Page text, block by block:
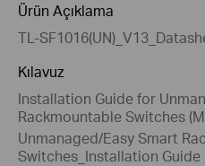
Ürün Açıklama
TL-
Kılavuz
Installation Guide for
Rackmountable Switches
Unmanaged/Easy Smart
Switches_Installation Guide